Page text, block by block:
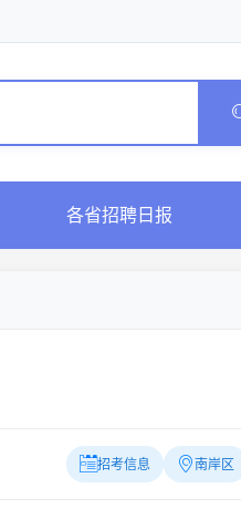
各省招聘日报
招考信息 南岸区